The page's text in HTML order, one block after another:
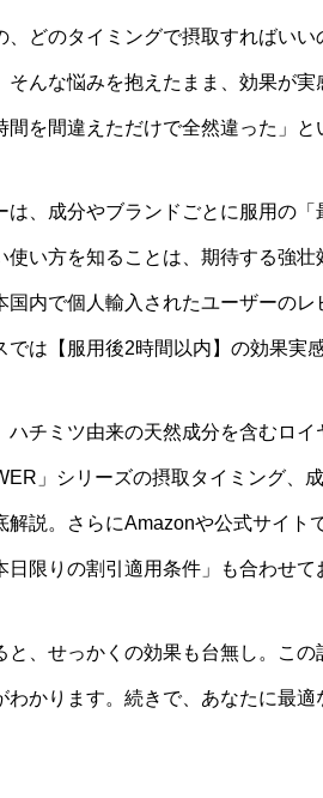
、どのタイミングで摂取すればい
んな悩みを抱えたまま、効果が実
間を間違えただけで全然違った」と
は、成分やブランドごとに服用の
使い方を知ることは、期待する強
国内で個人輸入されたユーザーの
では【服用後2時間以内】の効果実
ハチミツ由来の天然成分を含むロ
」シリーズの摂取タイミング、
解説。さらにAmazonや公式サイト
日限りの割引適用条件」も合わせて
と、せっかくの効果も台無し。こ
わかります。続きで、あなたに最